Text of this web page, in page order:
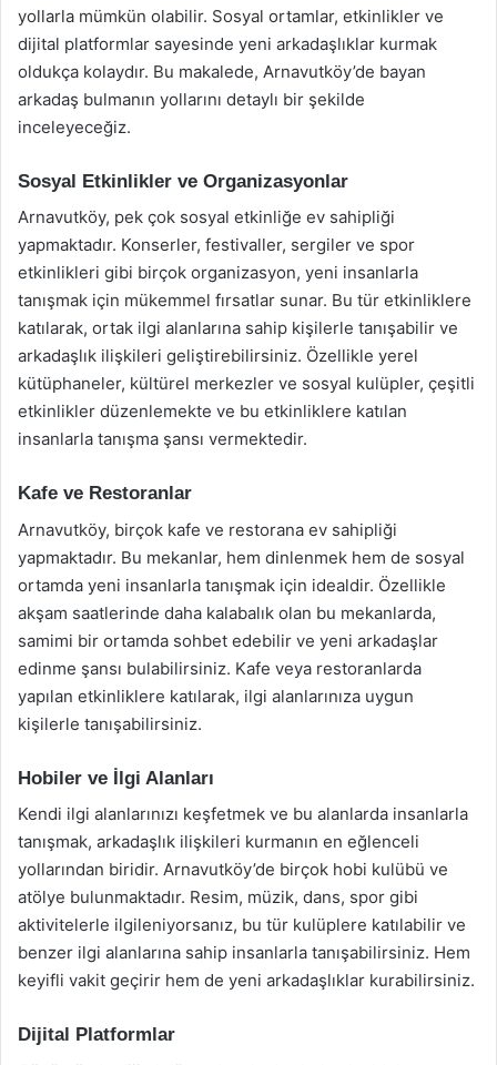
yollarla mümkün olabilir. Sosyal ortamlar, etkinlikler ve
dijital platformlar sayesinde yeni arkadaşlıklar kurmak
oldukça kolaydır. Bu makalede, Arnavutköy’de bayan
arkadaş bulmanın yollarını detaylı bir şekilde
inceleyeceğiz.
Sosyal Etkinlikler ve Organizasyonlar
Arnavutköy, pek çok sosyal etkinliğe ev sahipliği
yapmaktadır. Konserler, festivaller, sergiler ve spor
etkinlikleri gibi birçok organizasyon, yeni insanlarla
tanışmak için mükemmel fırsatlar sunar. Bu tür etkinliklere
katılarak, ortak ilgi alanlarına sahip kişilerle tanışabilir ve
arkadaşlık ilişkileri geliştirebilirsiniz. Özellikle yerel
kütüphaneler, kültürel merkezler ve sosyal kulüpler, çeşitli
etkinlikler düzenlemekte ve bu etkinliklere katılan
insanlarla tanışma şansı vermektedir.
Kafe ve Restoranlar
Arnavutköy, birçok kafe ve restorana ev sahipliği
yapmaktadır. Bu mekanlar, hem dinlenmek hem de sosyal
ortamda yeni insanlarla tanışmak için idealdir. Özellikle
akşam saatlerinde daha kalabalık olan bu mekanlarda,
samimi bir ortamda sohbet edebilir ve yeni arkadaşlar
edinme şansı bulabilirsiniz. Kafe veya restoranlarda
yapılan etkinliklere katılarak, ilgi alanlarınıza uygun
kişilerle tanışabilirsiniz.
Hobiler ve İlgi Alanları
Kendi ilgi alanlarınızı keşfetmek ve bu alanlarda insanlarla
tanışmak, arkadaşlık ilişkileri kurmanın en eğlenceli
yollarından biridir. Arnavutköy’de birçok hobi kulübü ve
atölye bulunmaktadır. Resim, müzik, dans, spor gibi
aktivitelerle ilgileniyorsanız, bu tür kulüplere katılabilir ve
benzer ilgi alanlarına sahip insanlarla tanışabilirsiniz. Hem
keyifli vakit geçirir hem de yeni arkadaşlıklar kurabilirsiniz.
Dijital Platformlar